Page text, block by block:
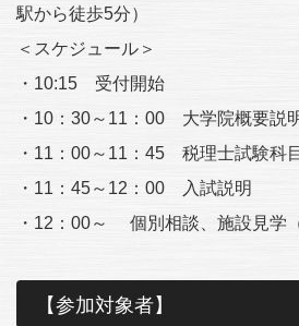
駅から徒歩5分）
＜スケジュール＞
・10:15 受付開始
・10：30～11：00 大学院概要説
・11：00～11：45 税理士試験科
・11：45～12：00 入試説明
・12：00～ 個別相談、施設見学
【参加対象者】